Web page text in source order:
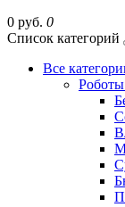
0 руб. 0
Список категорий
Все